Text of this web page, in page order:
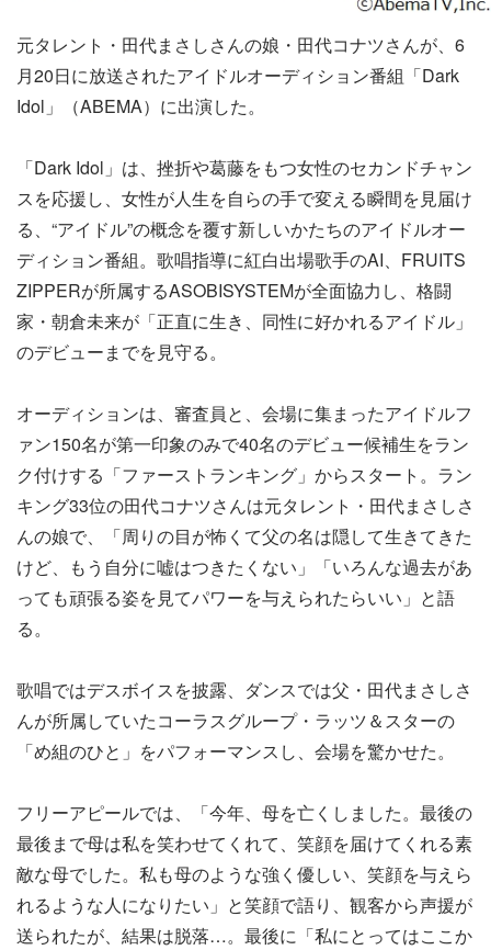
元タレント・田代まさしさんの娘・田代コナツさんが、6
月20日に放送されたアイドルオーディション番組「Dark
Idol」（ABEMA）に出演した。
「Dark Idol」は、挫折や葛藤をもつ女性のセカンドチャン
スを応援し、女性が人生を自らの手で変える瞬間を見届け
る、“アイドル”の概念を覆す新しいかたちのアイドルオー
ディション番組。歌唱指導に紅白出場歌手のAI、FRUITS
ZIPPERが所属するASOBISYSTEMが全面協力し、格闘
家・朝倉未来が「正直に生き、同性に好かれるアイドル」
のデビューまでを見守る。
オーディションは、審査員と、会場に集まったアイドルフ
ァン150名が第一印象のみで40名のデビュー候補生をラン
ク付けする「ファーストランキング」からスタート。ラン
キング33位の田代コナツさんは元タレント・田代まさしさ
んの娘で、「周りの目が怖くて父の名は隠して生きてきた
けど、もう自分に嘘はつきたくない」「いろんな過去があ
っても頑張る姿を見てパワーを与えられたらいい」と語
る。
歌唱ではデスボイスを披露、ダンスでは父・田代まさしさ
んが所属していたコーラスグループ・ラッツ＆スターの
「め組のひと」をパフォーマンスし、会場を驚かせた。
フリーアピールでは、「今年、母を亡くしました。最後の
最後まで母は私を笑わせてくれて、笑顔を届けてくれる素
敵な母でした。私も母のような強く優しい、笑顔を与えら
れるような人になりたい」と笑顔で語り、観客から声援が
送られたが、結果は脱落…。最後に「私にとってはここか